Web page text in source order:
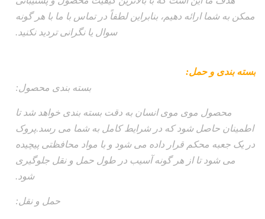
ممکن به شما ارائه دهیم، بنابراین لطفاً در تماس با ما با هر گونه
سوال یا نگرانی تردید نکنید.
بسته بندی و حمل:
بسته بندی محصول:
محصول موی موی انسان به دقت بسته بندی خواهد شد تا
اطمینان حاصل شود که در شرایط کامل به شما می رسد.پروک
در یک جعبه محکم قرار داده می شود و با مواد محافظتی پیچیده
می شود تا از هر گونه آسیب در طول حمل و نقل جلوگیری
شود.
حمل و نقل: